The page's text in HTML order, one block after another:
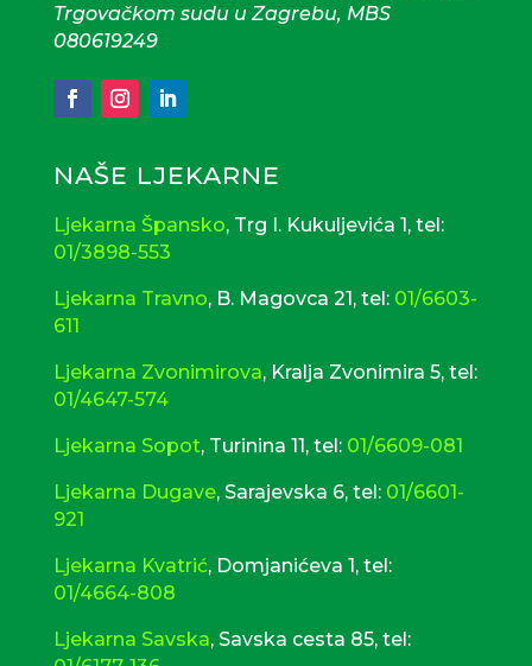
Trgovačkom sudu u Zagrebu, MBS
080619249
61
Odgovorna osoba: Nataša Bas,
Trgovačkom sudu u Zagrebu, MBS
NAŠE LJEKARNE
Ljekarna Špansko, Trg I. Kukuljevića 1, tel:
01/3898-553
Ljekarna Travno, B. Magovca 21, tel: 01/6603-
611
Ljekarna Zvonimirova, Kralja Zvonimira 5, tel:
01/4647-574
Ljekarna Sopot, Turinina 11, tel: 01/6609-081
Ljekarna Dugave, Sarajevska 6, tel: 01/6601-
921
Ljekarna Kvatrić, Domjanićeva 1, tel:
01/4664-808
Ljekarna Savska,Savska cesta 85, tel: